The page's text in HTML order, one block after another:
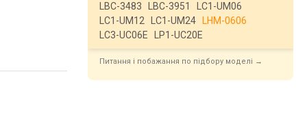
LBC-3483
LBC-3951
LC1-UM06
LC1-UM12
LC1-UM24
LHM-0606
LC3-UC06E
LP1-UC20E
Питання і побажання по підбору моделі →